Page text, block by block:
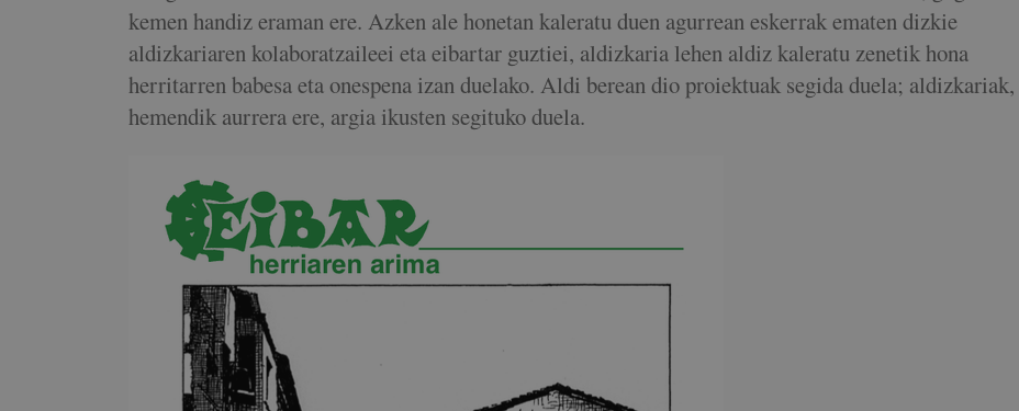
kemen handiz eraman ere. Azken ale honetan kaleratu duen agurrean eskerrak ematen dizkie
aldizkariaren kolaboratzaileei eta eibartar guztiei, aldizkaria lehen aldiz kaleratu zenetik hona
herritarren babesa eta onespena izan duelako. Aldi berean dio proiektuak segida duela; aldizkariak,
hemendik aurrera ere, argia ikusten segituko duela.